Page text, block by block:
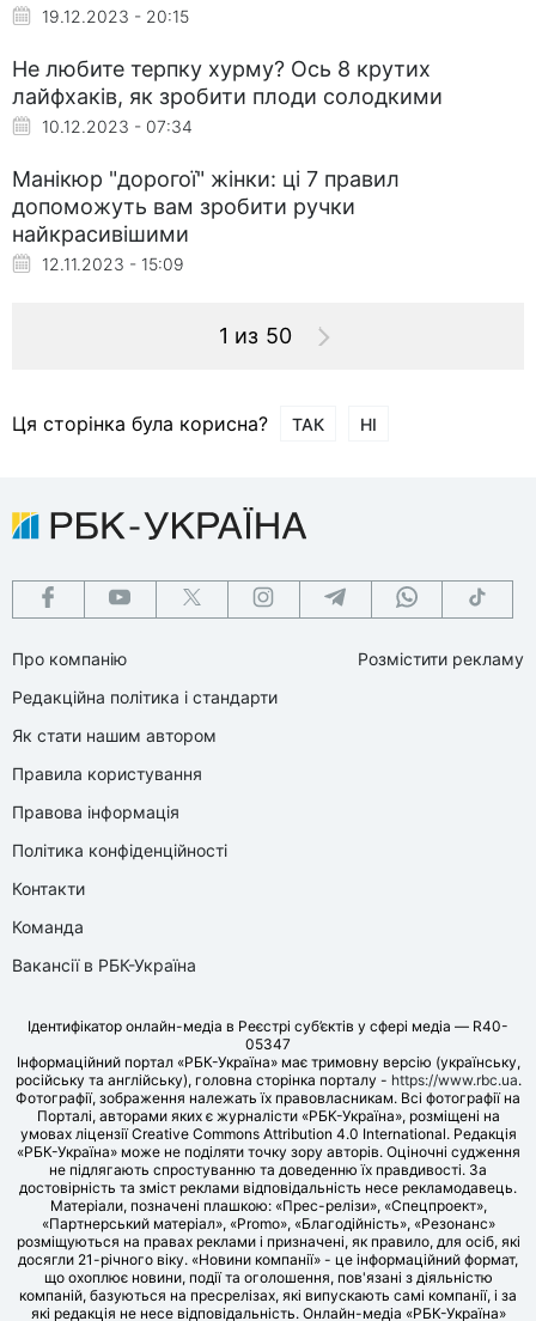
19.12.2023 - 20:15
Не любите терпку хурму? Ось 8 крутих
лайфхаків, як зробити плоди солодкими
10.12.2023 - 07:34
Манікюр "дорогої" жінки: ці 7 правил
допоможуть вам зробити ручки
найкрасивішими
12.11.2023 - 15:09
1 из 50
Ця сторінка була корисна? ТАК НІ
Про компанію
Редакційна політика і стандарти
Як стати нашим автором
Правила користування
Правова інформація
Політика конфіденційності
Контакти
Команда
Вакансії в РБК-Україна
Розмістити рекламу
Ідентифікатор онлайн-медіа в Реєстрі суб’єктів у сфері медіа — R40-
05347
Інформаційний портал «РБК-Україна» має тримовну версію (українську,
російську та англійську), головна сторінка порталу - https://www.rbc.ua.
Фотографії, зображення належать їх правовласникам. Всі фотографії на
Порталі, авторами яких є журналісти «РБК-Україна», розміщені на
умовах ліцензії Creative Commons Attribution 4.0 International. Редакція
«РБК-Україна» може не поділяти точку зору авторів. Оціночні судження
не підлягають спростуванню та доведенню їх правдивості. За
достовірність та зміст реклами відповідальність несе рекламодавець.
Матеріали, позначені плашкою: «Прес-релізи», «Спецпроект»,
«Партнерський матеріал», «Promo», «Благодійність», «Резонанс»
розміщуються на правах реклами і призначені, як правило, для осіб, які
досягли 21-річного віку. «Новини компанії» - це інформаційний формат,
що охоплює новини, події та оголошення, пов'язані з діяльністю
компаній, базуються на пресрелізах, які випускають самі компанії, і за
які редакція не несе відповідальність. Онлайн-медіа «РБК-Україна»